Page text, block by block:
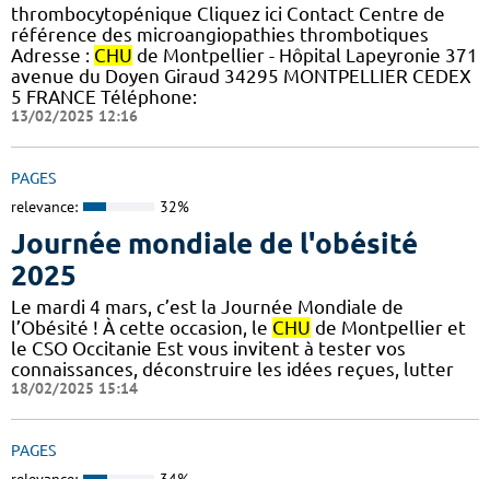
thrombocytopénique Cliquez ici Contact Centre de
référence des microangiopathies thrombotiques
Adresse : CHU de Montpellier - Hôpital Lapeyronie 371
avenue du Doyen Giraud 34295 MONTPELLIER CEDEX
5 FRANCE Téléphone:
13/02/2025 12:16
PAGES
relevance: 32%
Journée mondiale de l'obésité
2025
Le mardi 4 mars, c’est la Journée Mondiale de
l’Obésité ! À cette occasion, le CHU de Montpellier et
le CSO Occitanie Est vous invitent à tester vos
connaissances, déconstruire les idées reçues, lutter
18/02/2025 15:14
PAGES